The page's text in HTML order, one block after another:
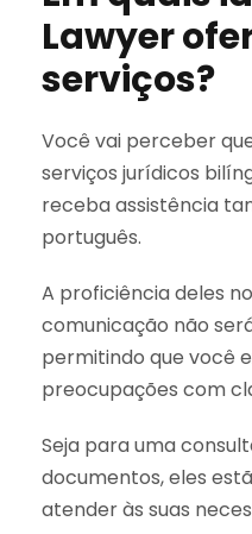
Lawyer
serviços?
Você vai perceber
serviços jurídicos
receba assistência
português.
A proficiência deles
comunicação não
permitindo que você
preocupações com
Seja para uma
documentos, eles
atender às suas